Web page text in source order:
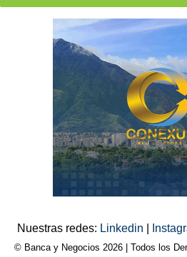
Nuestras redes: Linkedin
© Banca y Negocios 2026 | Todos los